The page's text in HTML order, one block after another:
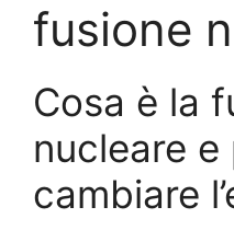
fusione
Cosa è la
nucleare
cambiare